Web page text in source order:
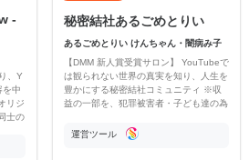
-
、Y
を中
リジ
士の
秘密結社あるごめとりい
あるごめとりい けんちゃん・闇病み子
【DMM 新人賞受賞サロン】 YouTubeで
は観られない世界の真実を知り、人生を
豊かにする秘密結社コミュニティ ※収
益の一部を、犯罪被害者・子ども達の為
す運営ツール